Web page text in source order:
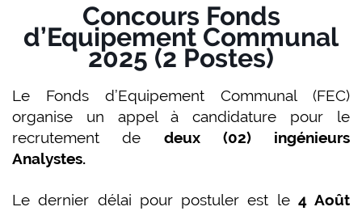
Concours Fonds
d’Equipement Communal
2025 (2 Postes)
Le Fonds d’Equipement Communal (FEC)
organise un appel à candidature pour le
recrutement de deux (02) ingénieurs
Analystes.
Le dernier délai pour postuler est le 4 Août